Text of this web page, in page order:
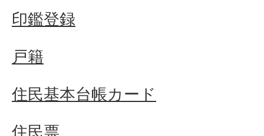
印鑑登録
戸籍
住民基本台帳カード
住民票